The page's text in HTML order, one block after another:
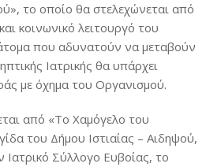
το οποίο θα στελεχώνεται από
κοινωνικό λειτουργό του
που αδυνατούν να μεταβούν
Ιατρικής θα υπάρχει
με όχημα του Οργανισμού.
από «Το Χαμόγελο του
του Δήμου Ιστιαίας – Αιδηψού,
Ιατρικό Σύλλογο Ευβοίας, το